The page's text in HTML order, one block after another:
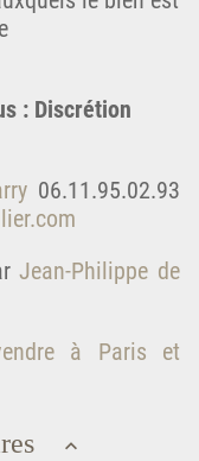
: Discrétion
06.11.95.02.93
Jean-Philippe de
à Paris et